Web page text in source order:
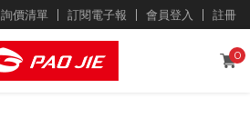
詢價清單 訂閱電子報 會員登入 註冊
0